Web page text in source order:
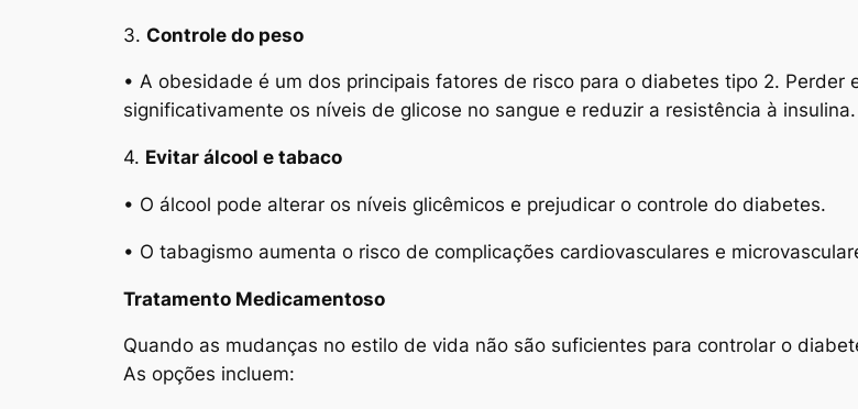
3. Controle do peso
• A obesidade é um dos principais fatores de risco para o diabetes tipo 2. Perder
significativamente os níveis de glicose no sangue e reduzir a resistência à insulina.
4. Evitar álcool e tabaco
• O álcool pode alterar os níveis glicêmicos e prejudicar o controle do diabetes.
• O tabagismo aumenta o risco de complicações cardiovasculares e
Tratamento Medicamentoso
Quando as mudanças no estilo de vida não são suficientes para controlar o
As opções incluem: